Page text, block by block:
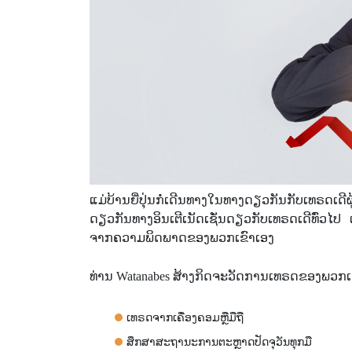
ແມ່ບ້ານຍີ່ປຸ່ນກໍ່ເດີນທາງໃນທາງດຽວກັນກັບເທຣ
ດຽວກັນທາງອິນເຕີເນັດເຊັ່ນດຽວກັບເທຣດເດີທົ່ວໄ
ຈາກຄວາມພິດພາດຂອງພວກເຂົາເອງ
ທ່ານ Watanabes ສ້າງກິດຈະວັດການເທຣດຂອງພວກ
ເທຣດຈາກເຄື່ອງຄອມຫຼືມືຖື
ສຶກສາສະຖານະການຕະຫຼາດປັດຈຸວັນທຸກມື